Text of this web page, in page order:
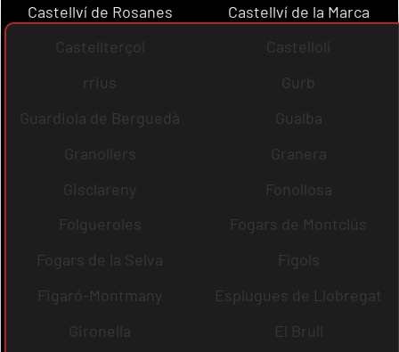
Castellví de Rosanes
Castellví de la Marca
Castellterçol
Castellolí
rrius
Gurb
Guardiola de Berguedà
Gualba
Granollers
Granera
Gisclareny
Fonollosa
Folgueroles
Fogars de Montclús
Fogars de la Selva
Fígols
Figaró-Montmany
Esplugues de Llobregat
Gironella
El Brull